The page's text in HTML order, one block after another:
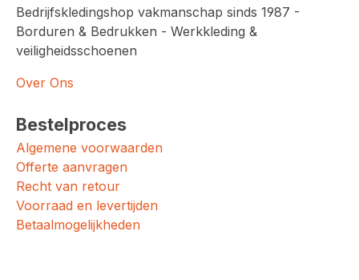
Bedrijfskledingshop vakmanschap sinds 1987 -
Borduren & Bedrukken - Werkkleding &
veiligheidsschoenen
Over Ons
Bestelproces
Algemene voorwaarden
Offerte aanvragen
Recht van retour
Voorraad en levertijden
Betaalmogelijkheden